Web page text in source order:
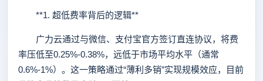
**1. 超低费率背后的逻辑**
广力云通过与微信、支付宝官方签订直连协议，将费
率压低至0.25%-0.38%，远低于市场平均水平（通常
0.6%-1%）。这一策略通过“薄利多销”实现规模效应，目前